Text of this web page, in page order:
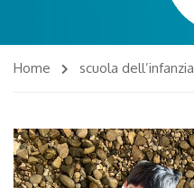
Home scuola dell’infanzia